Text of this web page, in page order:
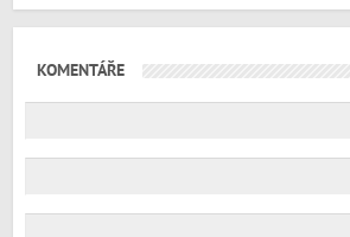
KOMENTÁŘE